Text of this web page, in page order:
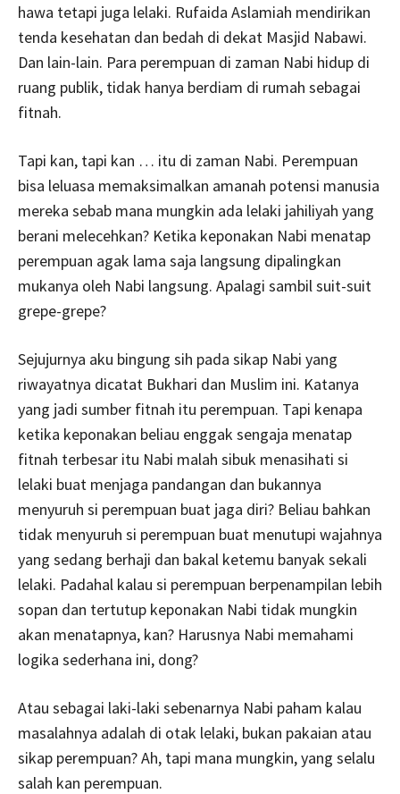
hawa tetapi juga lelaki. Rufaida Aslamiah mendirikan
tenda kesehatan dan bedah di dekat Masjid Nabawi.
Dan lain-lain. Para perempuan di zaman Nabi hidup di
ruang publik, tidak hanya berdiam di rumah sebagai
fitnah.
Tapi kan, tapi kan … itu di zaman Nabi. Perempuan
bisa leluasa memaksimalkan amanah potensi manusia
mereka sebab mana mungkin ada lelaki jahiliyah yang
berani melecehkan? Ketika keponakan Nabi menatap
perempuan agak lama saja langsung dipalingkan
mukanya oleh Nabi langsung. Apalagi sambil suit-suit
grepe-grepe?
Sejujurnya aku bingung sih pada sikap Nabi yang
riwayatnya dicatat Bukhari dan Muslim ini. Katanya
yang jadi sumber fitnah itu perempuan. Tapi kenapa
ketika keponakan beliau enggak sengaja menatap
fitnah terbesar itu Nabi malah sibuk menasihati si
lelaki buat menjaga pandangan dan bukannya
menyuruh si perempuan buat jaga diri? Beliau bahkan
tidak menyuruh si perempuan buat menutupi wajahnya
yang sedang berhaji dan bakal ketemu banyak sekali
lelaki. Padahal kalau si perempuan berpenampilan lebih
sopan dan tertutup keponakan Nabi tidak mungkin
akan menatapnya, kan? Harusnya Nabi memahami
logika sederhana ini, dong?
Atau sebagai laki-laki sebenarnya Nabi paham kalau
masalahnya adalah di otak lelaki, bukan pakaian atau
sikap perempuan? Ah, tapi mana mungkin, yang selalu
salah kan perempuan.